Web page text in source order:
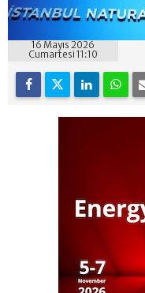
16 Mayıs 2026
Cumartesi 11:10